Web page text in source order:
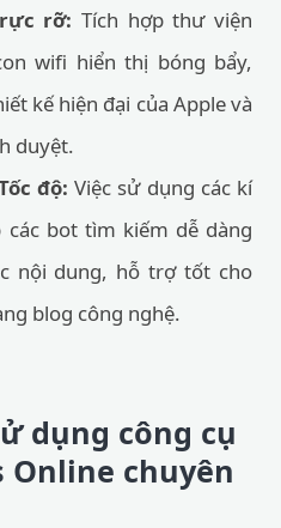
rỡ: Tích hợp thư viện
wifi hiển thị bóng bẩy,
kế hiện đại của Apple và
duyệt.
độ: Việc sử dụng các kí
bot tìm kiếm dễ dàng
nội dung, hỗ trợ tốt cho
blog công nghệ.
dụng công cụ
Online chuyên